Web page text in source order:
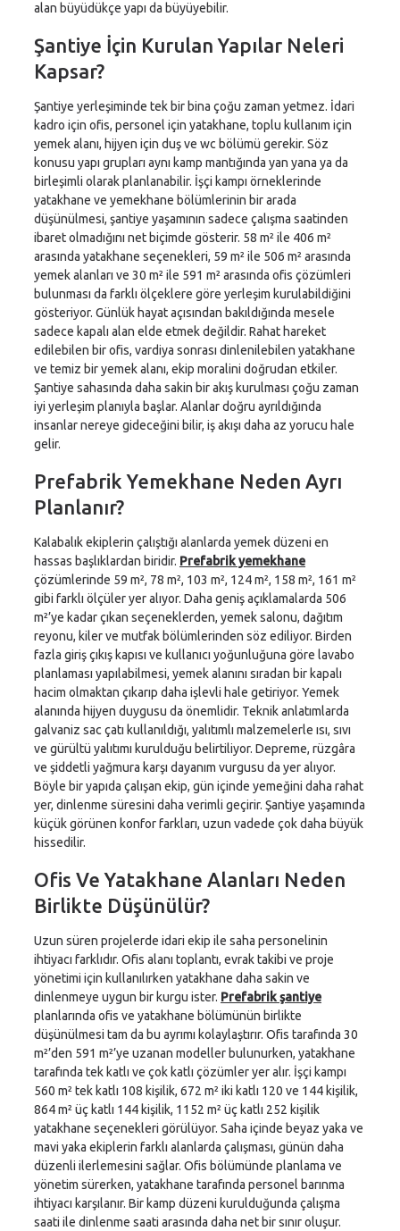
alan büyüdükçe yapı da büyüyebilir.
Şantiye İçin Kurulan Yapılar Neleri
Kapsar?
Şantiye yerleşiminde tek bir bina çoğu zaman yetmez. İdari
kadro için ofis, personel için yatakhane, toplu kullanım için
yemek alanı, hijyen için duş ve wc bölümü gerekir. Söz
konusu yapı grupları aynı kamp mantığında yan yana ya da
birleşimli olarak planlanabilir. İşçi kampı örneklerinde
yatakhane ve yemekhane bölümlerinin bir arada
düşünülmesi, şantiye yaşamının sadece çalışma saatinden
ibaret olmadığını net biçimde gösterir. 58 m² ile 406 m²
arasında yatakhane seçenekleri, 59 m² ile 506 m² arasında
yemek alanları ve 30 m² ile 591 m² arasında ofis çözümleri
bulunması da farklı ölçeklere göre yerleşim kurulabildiğini
gösteriyor. Günlük hayat açısından bakıldığında mesele
sadece kapalı alan elde etmek değildir. Rahat hareket
edilebilen bir ofis, vardiya sonrası dinlenilebilen yatakhane
ve temiz bir yemek alanı, ekip moralini doğrudan etkiler.
Şantiye sahasında daha sakin bir akış kurulması çoğu zaman
iyi yerleşim planıyla başlar. Alanlar doğru ayrıldığında
insanlar nereye gideceğini bilir, iş akışı daha az yorucu hale
gelir.
Prefabrik Yemekhane Neden Ayrı
Planlanır?
Kalabalık ekiplerin çalıştığı alanlarda yemek düzeni en
hassas başlıklardan biridir. Prefabrik yemekhane
çözümlerinde 59 m², 78 m², 103 m², 124 m², 158 m², 161 m²
gibi farklı ölçüler yer alıyor. Daha geniş açıklamalarda 506
m²’ye kadar çıkan seçeneklerden, yemek salonu, dağıtım
reyonu, kiler ve mutfak bölümlerinden söz ediliyor. Birden
fazla giriş çıkış kapısı ve kullanıcı yoğunluğuna göre lavabo
planlaması yapılabilmesi, yemek alanını sıradan bir kapalı
hacim olmaktan çıkarıp daha işlevli hale getiriyor. Yemek
alanında hijyen duygusu da önemlidir. Teknik anlatımlarda
galvaniz sac çatı kullanıldığı, yalıtımlı malzemelerle ısı, sıvı
ve gürültü yalıtımı kurulduğu belirtiliyor. Depreme, rüzgâra
ve şiddetli yağmura karşı dayanım vurgusu da yer alıyor.
Böyle bir yapıda çalışan ekip, gün içinde yemeğini daha rahat
yer, dinlenme süresini daha verimli geçirir. Şantiye yaşamında
küçük görünen konfor farkları, uzun vadede çok daha büyük
hissedilir.
Ofis Ve Yatakhane Alanları Neden
Birlikte Düşünülür?
Uzun süren projelerde idari ekip ile saha personelinin
ihtiyacı farklıdır. Ofis alanı toplantı, evrak takibi ve proje
yönetimi için kullanılırken yatakhane daha sakin ve
dinlenmeye uygun bir kurgu ister. Prefabrik şantiye
planlarında ofis ve yatakhane bölümünün birlikte
düşünülmesi tam da bu ayrımı kolaylaştırır. Ofis tarafında 30
m²’den 591 m²’ye uzanan modeller bulunurken, yatakhane
tarafında tek katlı ve çok katlı çözümler yer alır. İşçi kampı
560 m² tek katlı 108 kişilik, 672 m² iki katlı 120 ve 144 kişilik,
864 m² üç katlı 144 kişilik, 1152 m² üç katlı 252 kişilik
yatakhane seçenekleri görülüyor. Saha içinde beyaz yaka ve
mavi yaka ekiplerin farklı alanlarda çalışması, günün daha
düzenli ilerlemesini sağlar. Ofis bölümünde planlama ve
yönetim sürerken, yatakhane tarafında personel barınma
ihtiyacı karşılanır. Bir kamp düzeni kurulduğunda çalışma
saati ile dinlenme saati arasında daha net bir sınır oluşur.